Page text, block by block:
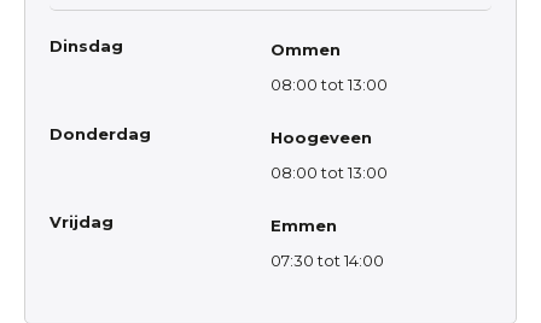
Dinsdag
Ommen
08:00 tot 13:00
Donderdag
Hoogeveen
08:00 tot 13:00
Vrijdag
Emmen
07:30 tot 14:00